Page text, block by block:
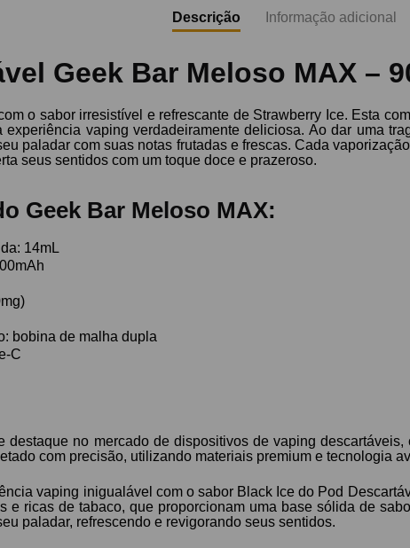
Descrição Informação adicional
Geek Bar Meloso MAX –
o sabor irresistível e refrescante de Strawberry Ice. Esta
vaping verdadeiramente deliciosa. Ao dar uma
paladar com suas notas frutadas e frescas. Cada
seus sentidos com um toque doce e prazeroso.
Geek Bar Meloso MAX:
14mL
bobina de malha dupla
C
destaque no mercado de dispositivos de vaping
com precisão, utilizando materiais premium e tecnologia
vaping inigualável com o sabor Black Ice do Pod
e ricas de tabaco, que proporcionam uma base sólida de
paladar, refrescendo e revigorando seus sentidos.